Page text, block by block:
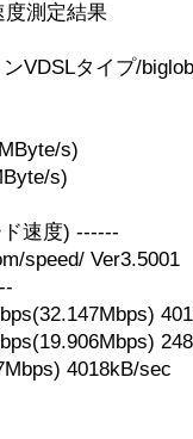
測定結果
VDSLタイプ/
s)
s)
速度) ------
speed/ Ver3.5001
4018kB/sec